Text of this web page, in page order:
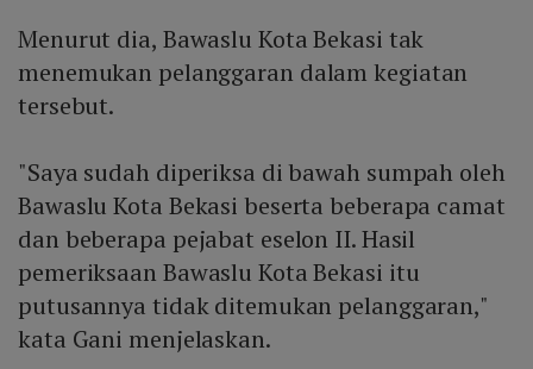
Menurut dia, Bawaslu Kota Bekasi tak
menemukan pelanggaran dalam kegiatan
tersebut.
"Saya sudah diperiksa di bawah sumpah oleh
Bawaslu Kota Bekasi beserta beberapa camat
dan beberapa pejabat eselon II. Hasil
pemeriksaan Bawaslu Kota Bekasi itu
putusannya tidak ditemukan pelanggaran,"
kata Gani menjelaskan.